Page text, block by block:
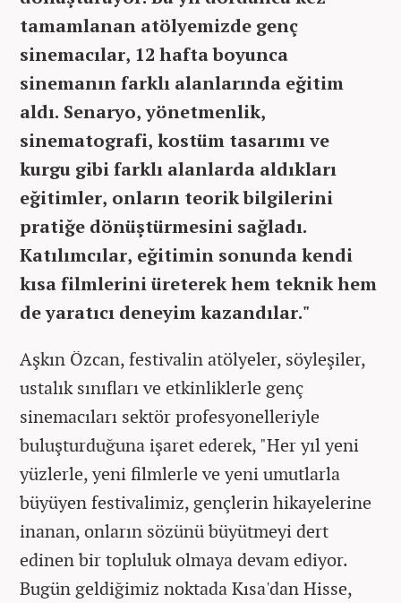
tamamlanan atölyemizde genç
sinemacılar, 12 hafta boyunca
sinemanın farklı alanlarında eğitim
aldı. Senaryo, yönetmenlik,
sinematografi, kostüm tasarımı ve
kurgu gibi farklı alanlarda aldıkları
eğitimler, onların teorik bilgilerini
pratiğe dönüştürmesini sağladı.
Katılımcılar, eğitimin sonunda kendi
kısa filmlerini üreterek hem teknik hem
de yaratıcı deneyim kazandılar."
Aşkın Özcan, festivalin atölyeler, söyleşiler,
ustalık sınıfları ve etkinliklerle genç
sinemacıları sektör profesyonelleriyle
buluşturduğuna işaret ederek, "Her yıl yeni
yüzlerle, yeni filmlerle ve yeni umutlarla
büyüyen festivalimiz, gençlerin hikayelerine
inanan, onların sözünü büyütmeyi dert
edinen bir topluluk olmaya devam ediyor.
Bugün geldiğimiz noktada Kısa'dan Hisse,